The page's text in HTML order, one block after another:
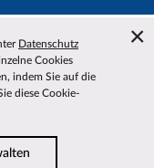
Datenschutz
Cookies
indem Sie auf die
diese Cookie-